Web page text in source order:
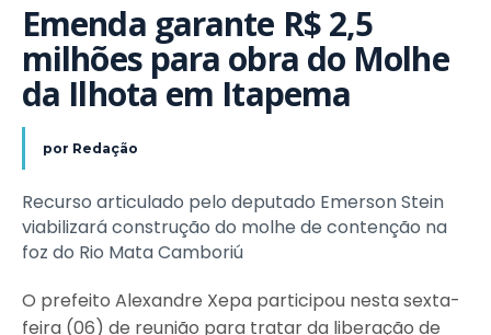
Emenda garante R$ 2,5
milhões para obra do Molhe
da Ilhota em Itapema
por Redação
Recurso articulado pelo deputado Emerson Stein
viabilizará construção do molhe de contenção na
foz do Rio Mata Camboriú
O prefeito Alexandre Xepa participou nesta sexta-
feira (06) de reunião para tratar da liberação de